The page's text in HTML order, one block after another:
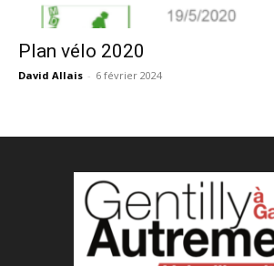
Plan vélo 2020
David Allais - 6 février 2024